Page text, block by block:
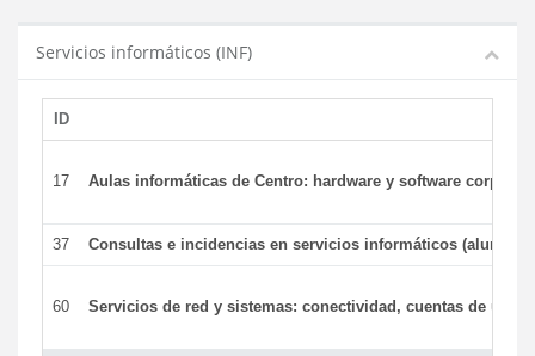
Servicios informáticos (INF)
ID
17 Aulas informáticas de Centro: hardware y software
37 Consultas e incidencias en servicios informáticos (alumnos)
60 Servicios de red y sistemas: conectividad, cuentas de